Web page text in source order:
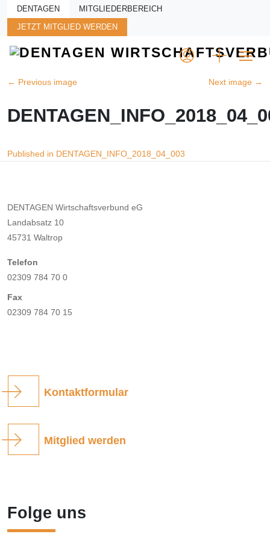
Skip to main content
DENTAGEN MITGLIEDERBEREICH
JETZT MITGLIED WERDEN
← Previous image Next image →
Beitragsnavigation
Published in DENTAGEN_INFO_2018_04_003
DENTAGEN Wirtschaftsverbund eG
Landabsatz 10
45731 Waltrop
Telefon
02309 784 70 0
Fax
02309 784 70 15
Kontaktformular
Mitglied werden
Folge uns